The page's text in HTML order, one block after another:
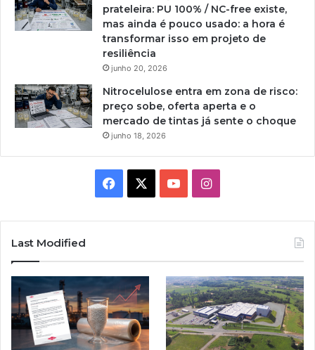
prateleira: PU 100% / NC-free existe,
mas ainda é pouco usado: a hora é
transformar isso em projeto de
resiliência
junho 20, 2026
Nitrocelulose entra em zona de risco:
preço sobe, oferta aperta e o
mercado de tintas já sente o choque
junho 18, 2026
Facebook YouTubeInstagram
Last Modified